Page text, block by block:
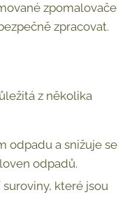
zpomalovače
zpracovat.
z několika
odpadu a snižuje se
odpadů.
které jsou